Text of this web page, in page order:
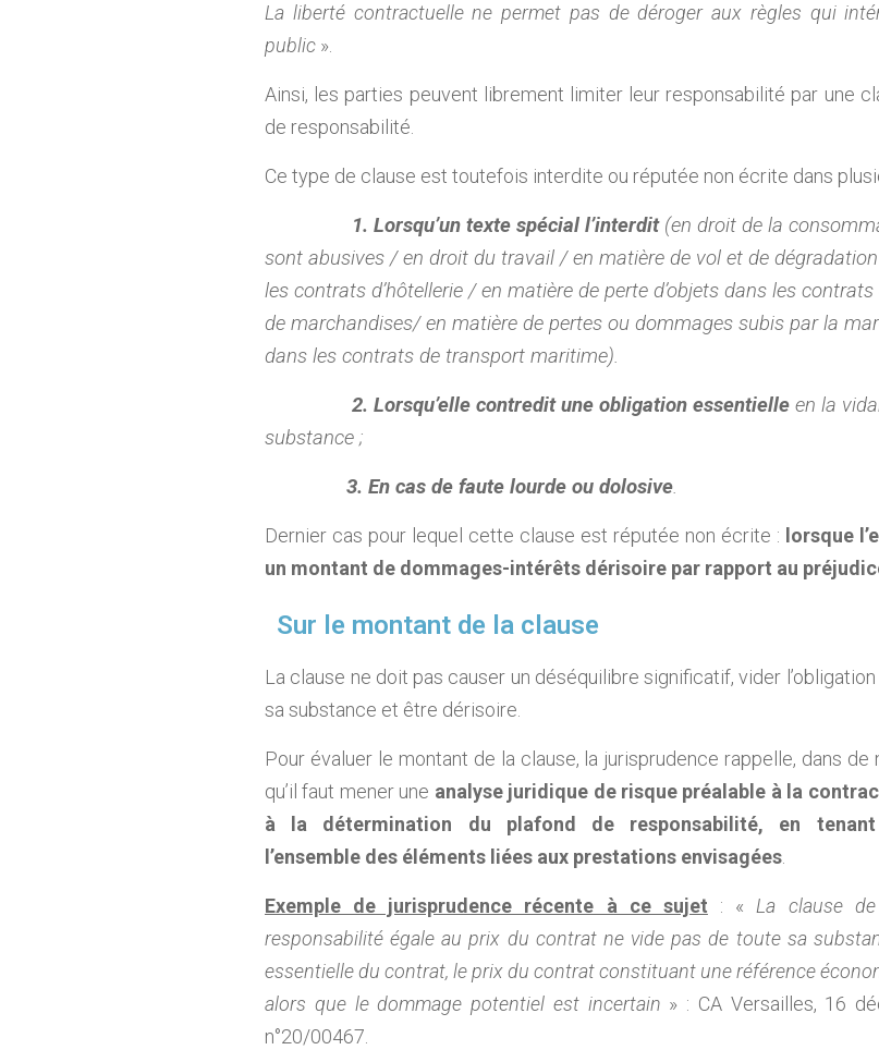
La liberté contractuelle ne permet pas de déroger aux règles qui
public ».
Ainsi, les parties peuvent librement limiter leur responsabilité par une
de responsabilité.
Ce type de clause est toutefois interdite ou réputée non écrite dans
1. Lorsqu’un texte spécial l’interdit(en droit de la
sont abusives / en droit du travail / en matière de vol et de dégradation
les contrats d’hôtellerie / en matière de perte d’objets dans les
de marchandises/ en matière de pertes ou dommages subis par la
dans les contrats de transport maritime).
2. Lorsqu’elle contredit une obligation essentielle en la
substance ;
3. En cas de faute lourde ou dolosive.
Dernier cas pour lequel cette clause est réputée non écrite : lorsque
un montant de dommages-intérêts dérisoire par rapport au
Sur le montant de la clause
La clause ne doit pas causer un déséquilibre significatif, vider
sa substance et être dérisoire.
Pour évaluer le montant de la clause, la jurisprudence rappelle, dans de
qu’il faut mener une analyse juridique de risque préalable à la
à la détermination du plafond de responsabilité, en
l’ensemble des éléments liées aux prestations envisagées.
Exemple de jurisprudence récente à ce sujet : «La clause
responsabilité égale au prix du contrat ne vide pas de toute sa
essentielle du contrat, le prix du contrat constituant une référence
alors que le dommage potentiel est incertain » : CA Versailles, 16
n°20/00467.